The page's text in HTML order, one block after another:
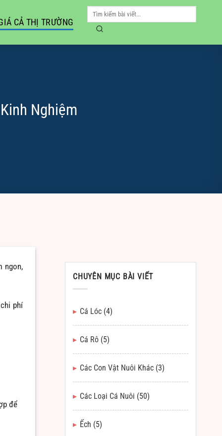
CẢ THỊ TRƯỜNG
Nghiệm
ngon,
phí
để
CHUYÊN MỤC BÀI VIẾT
Cá Lóc (4)
Cá Rô (5)
Các Con Vật Nuôi Khác (3)
Các Loại Cá Nuôi (50)
Ếch (5)